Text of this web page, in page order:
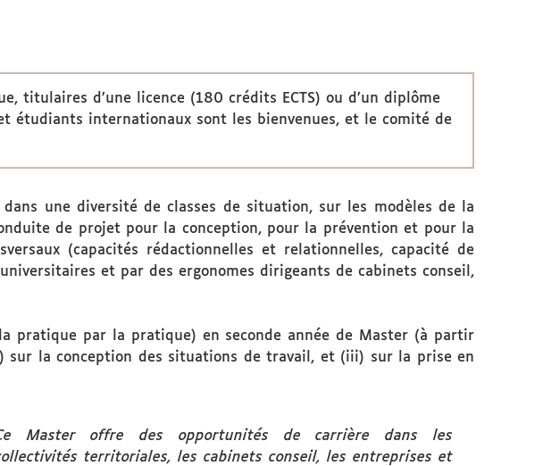
d’une licence (180 crédits ECTS) ou d’un diplôme
étudiants internationaux sont les bienvenues, et le comité de
une diversité de classes de situation, sur les modèles de la
de projet pour la conception, pour la prévention et pour la
(capacités rédactionnelles et relationnelles, capacité de
et par des ergonomes dirigeants de cabinets conseil,
pratique par la pratique) en seconde année de Master (à partir
la conception des situations de travail, et (iii) sur la prise en
Master offre des opportunités de carrière dans les
territoriales, les cabinets conseil, les entreprises et